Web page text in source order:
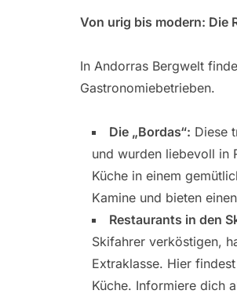
Von urig bis modern: Die
In Andorras Bergwelt
Gastronomiebetrieben.
Die „Bordas“: Diese
und wurden liebevoll in
Küche in einem
Kamine und bieten
Restaurants in den
Skifahrer verköstigen,
Extraklasse. Hier
Küche. Informiere dich